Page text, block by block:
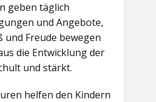
geben täglich
und Angebote,
und Freude bewegen
die Entwicklung der
und stärkt.
helfen den Kindern